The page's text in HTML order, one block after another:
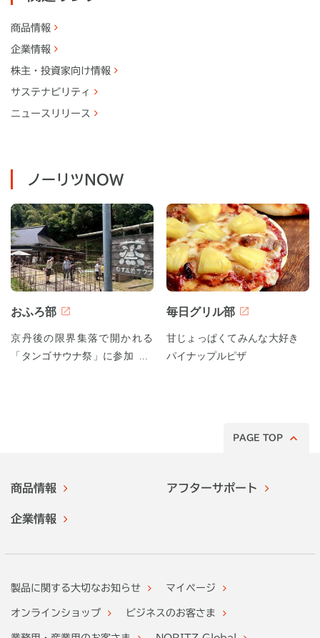
商品情報
企業情報
株主・ 投資家向け情報
サステナビリティ
ニュースリリース
ノーリツNOW
おふろ部
京丹後の限界集落で開かれる
「タンゴサウナ祭」に参加して
毎日グリル部
甘じょっぱくてみんな大好き
パイナップルピザ
PAGE TOP
商品情報 アフターサポート
企業情報
製品に関する大切なお知らせ マイページ
オンラインショップ ビジネスのお客さま